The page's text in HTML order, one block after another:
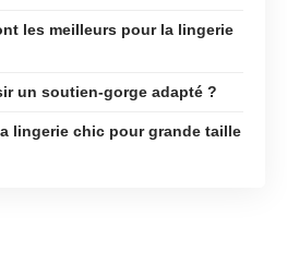
les meilleurs pour la lingerie
un soutien-gorge adapté ?
lingerie chic pour grande taille